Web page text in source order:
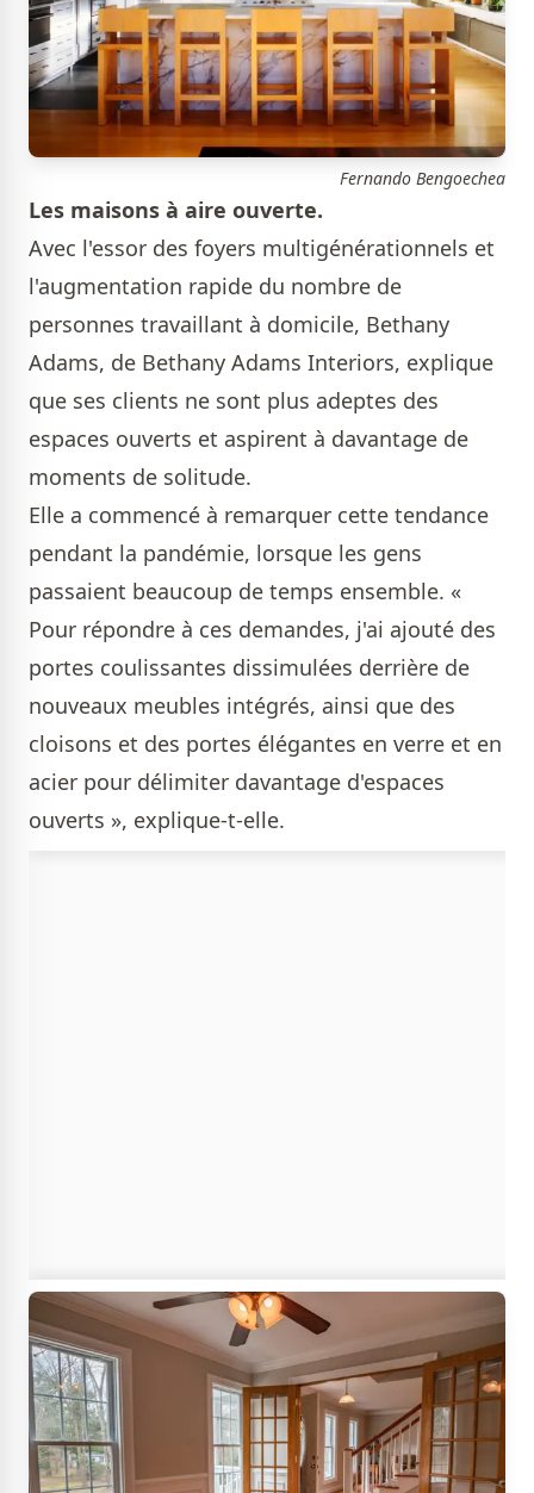
Fernando Bengoechea
Les maisons à aire ouverte.
Avec l'essor des foyers multigénérationnels et
l'augmentation rapide du nombre de
personnes travaillant à domicile, Bethany
Adams, de Bethany Adams Interiors, explique
que ses clients ne sont plus adeptes des
espaces ouverts et aspirent à davantage de
moments de solitude.
Elle a commencé à remarquer cette tendance
pendant la pandémie, lorsque les gens
passaient beaucoup de temps ensemble. «
Pour répondre à ces demandes, j'ai ajouté des
portes coulissantes dissimulées derrière de
nouveaux meubles intégrés, ainsi que des
cloisons et des portes élégantes en verre et en
acier pour délimiter davantage d'espaces
ouverts », explique-t-elle.